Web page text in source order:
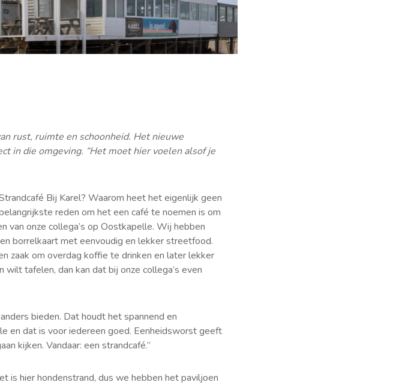
rust, ruimte en schoonheid. Het nieuwe
in die omgeving. “Het moet hier voelen alsof je
Bij Karel? Waarom heet het eigenlijk geen
reden om het een café te noemen is om
van onze collega’s op Oostkapelle. Wij hebben
borrelkaart met eenvoudig en lekker streetfood.
zaak om overdag koffie te drinken en later lekker
tafelen, dan kan dat bij onze collega’s even
bieden. Dat houdt het spannend en
en dat is voor iedereen goed. Eenheidsworst geeft
kijken. Vandaar: een strandcafé.”
is hier hondenstrand, dus we hebben het paviljoen